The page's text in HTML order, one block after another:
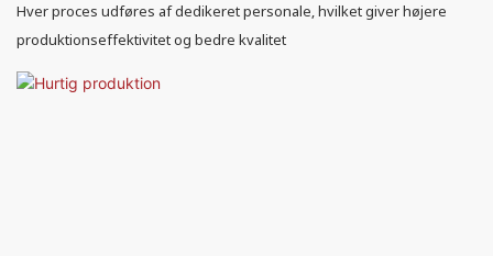
Hver proces udføres af dedikeret personale, hvilket giver højere
produktionseffektivitet og bedre kvalitet